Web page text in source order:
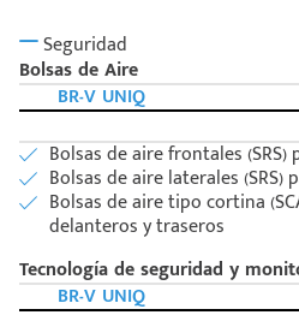
Seguridad
Bolsas de Aire
BR-V UNIQ
Bolsas de aire frontales
Bolsas de aire laterales
Bolsas de aire tipo cortina
delanteros y traseros
Tecnología de seguridad y
BR-V UNIQ